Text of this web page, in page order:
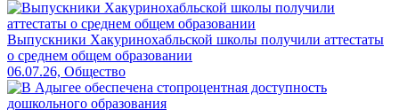
Выпускники Хакуринохабльской школы получили аттестаты
о среднем общем образовании
06.07.26, Общество